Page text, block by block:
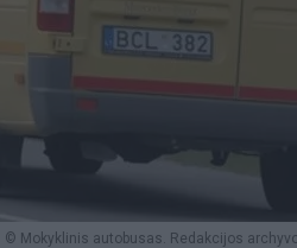
© Mokyklinis autobusas. Redakcijos